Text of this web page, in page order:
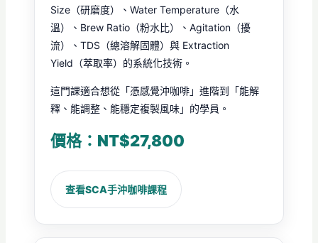
Size（研磨度）、Water Temperature（水
溫）、Brew Ratio（粉水比）、Agitation（擾
流）、TDS（總溶解固體）與 Extraction
Yield（萃取率）的系統化技術。
這門課適合想從「憑感覺沖咖啡」進階到「能解
釋、能調整、能穩定複製風味」的學員。
價格：NT$27,800
查看SCA手沖咖啡課程